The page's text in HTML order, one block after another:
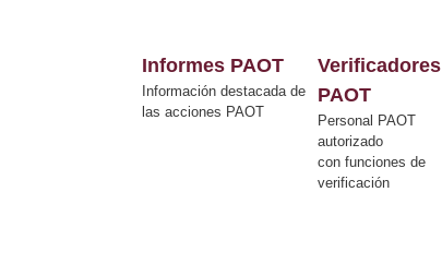
Informes PAOT
Información destacada de
las acciones PAOT
Verificadores
PAOT
Personal PAOT
autorizado
con funciones de
verificación